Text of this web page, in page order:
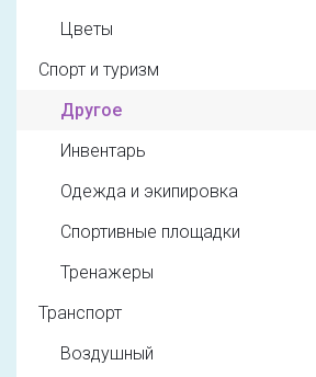
Цветы
Спорт и туризм
Другое
Инвентарь
Одежда и экипировка
Спортивные площадки
Тренажеры
Транспорт
Воздушный